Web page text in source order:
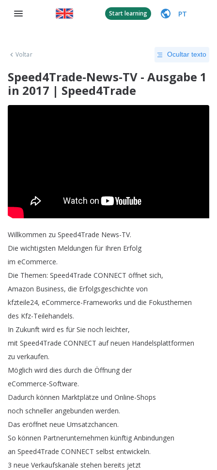
Start learning PT
Voltar Ocultar texto
Speed4Trade-News-TV - Ausgabe 1
in 2017 | Speed4Trade
Willkommen zu Speed4Trade News-TV.
Die wichtigsten Meldungen für Ihren Erfolg
im eCommerce.
Die Themen: Speed4Trade CONNECT öffnet sich,
Amazon Business, die Erfolgsgeschichte von
kfzteile24, eCommerce-Frameworks und die Fokusthemen
des Kfz-Teilehandels.
In Zukunft wird es für Sie noch leichter,
mit Speed4Trade CONNECT auf neuen Handelsplattformen
zu verkaufen.
Möglich wird dies durch die Öffnung der
eCommerce-Software.
Dadurch können Marktplätze und Online-Shops
noch schneller angebunden werden.
Das eröffnet neue Umsatzchancen.
So können Partnerunternehmen künftig Anbindungen
an Speed4Trade CONNECT selbst entwickeln.
3 neue Verkaufskanäle stehen bereits jetzt